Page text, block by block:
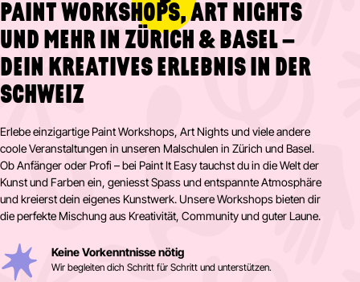
PAINT WORKSHOPS, ART NIGHTS
UND MEHR IN ZÜRICH & BASEL –
DEIN KREATIVES ERLEBNIS IN DER
SCHWEIZ
Erlebe einzigartige Paint Workshops, Art Nights und viele andere
coole Veranstaltungen in unseren Malschulen in Zürich und Basel.
Ob Anfänger oder Profi – bei Paint It Easy tauchst du in die Welt der
Kunst und Farben ein, geniesst Spass und entspannte Atmosphäre
und kreierst dein eigenes Kunstwerk. Unsere Workshops bieten dir
die perfekte Mischung aus Kreativität, Community und guter Laune.
Keine Vorkenntnisse nötig
Wir begleiten dich Schritt für Schritt und unterstützen.